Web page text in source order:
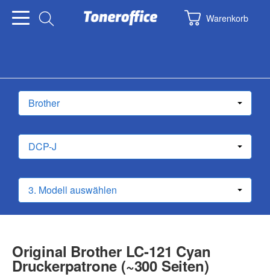
Warenkorb
Original Brother LC-121 Cyan
Druckerpatrone (~300 Seiten)